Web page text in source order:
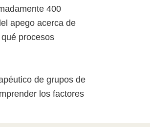
400
apego acerca de
procesos
de grupos de
los factores